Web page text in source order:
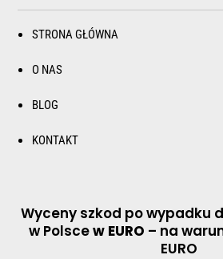
STRONA GŁÓWNA
O NAS
BLOG
KONTAKT
Wyceny szkod po wypadku
w Polscew EURO – na
EURO